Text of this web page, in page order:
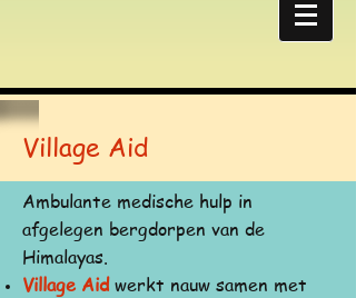
Village Aid
Ambulante medische hulp in
afgelegen bergdorpen van de
Himalayas.
Village Aidwerkt nauw samen met